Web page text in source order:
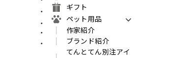
ギフト
ペット用品
作家紹介
ブランド紹介
てんとてん別注アイ